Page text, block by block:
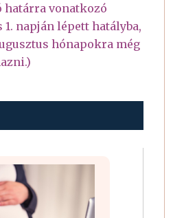
vonatkozó
1. napján lépett hatályba,
hónapokra még